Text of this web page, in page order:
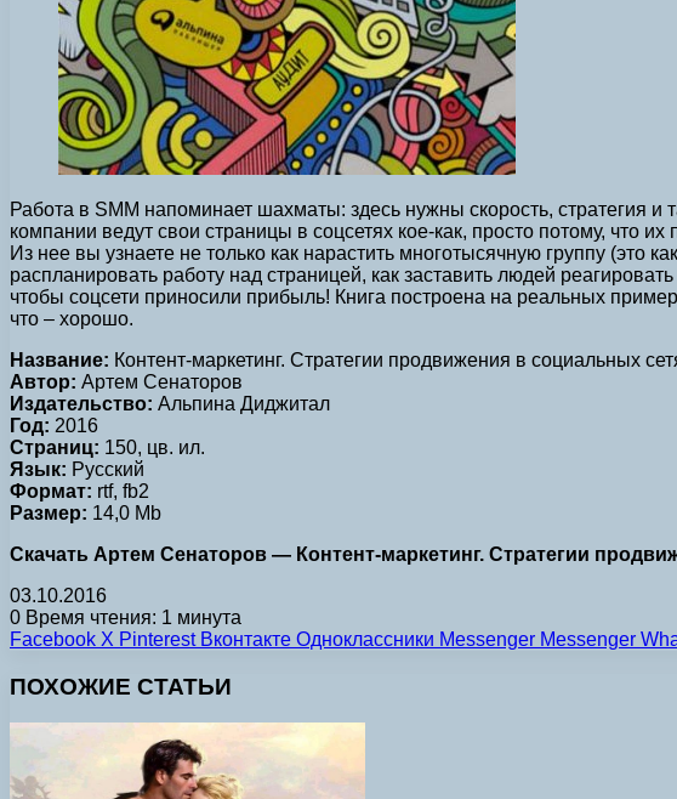
Работа в SMM напоминает шахматы: здесь нужны скорость, стратегия
компании ведут свои страницы в соцсетях кое-как, просто потому, что
Из нее вы узнаете не только как нарастить многотысячную группу (это
распланировать работу над страницей, как заставить людей
чтобы соцсети приносили прибыль! Книга построена на реальных
что – хорошо.
Название: Контент-маркетинг. Стратегии продвижения в социальных
Автор: Артем Сенаторов
Издательство: Альпина Диджитал
Год: 2016
Страниц: 150, цв. ил.
Язык: Русский
Формат: rtf, fb2
Размер: 14,0 Mb
Скачать Артем Сенаторов — Контент-маркетинг. Стратегии
03.10.2016
0 Время чтения: 1 минута
Facebook X Pinterest Вконтакте Одноклассники Messenger Messenger
ПОХОЖИЕ СТАТЬИ